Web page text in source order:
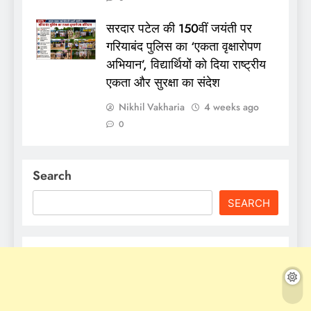
सरदार पटेल की 150वीं जयंती पर
गरियाबंद पुलिस का ‘एकता वृक्षारोपण
अभियान’, विद्यार्थियों को दिया राष्ट्रीय
एकता और सुरक्षा का संदेश
Nikhil Vakharia 4 weeks ago
0
Search
SEARCH